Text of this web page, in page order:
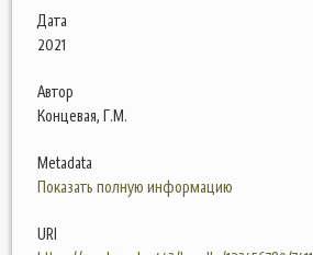
Дата
2021
Автор
Концевая, Г.М.
Metadata
Показать полную информацию
URI